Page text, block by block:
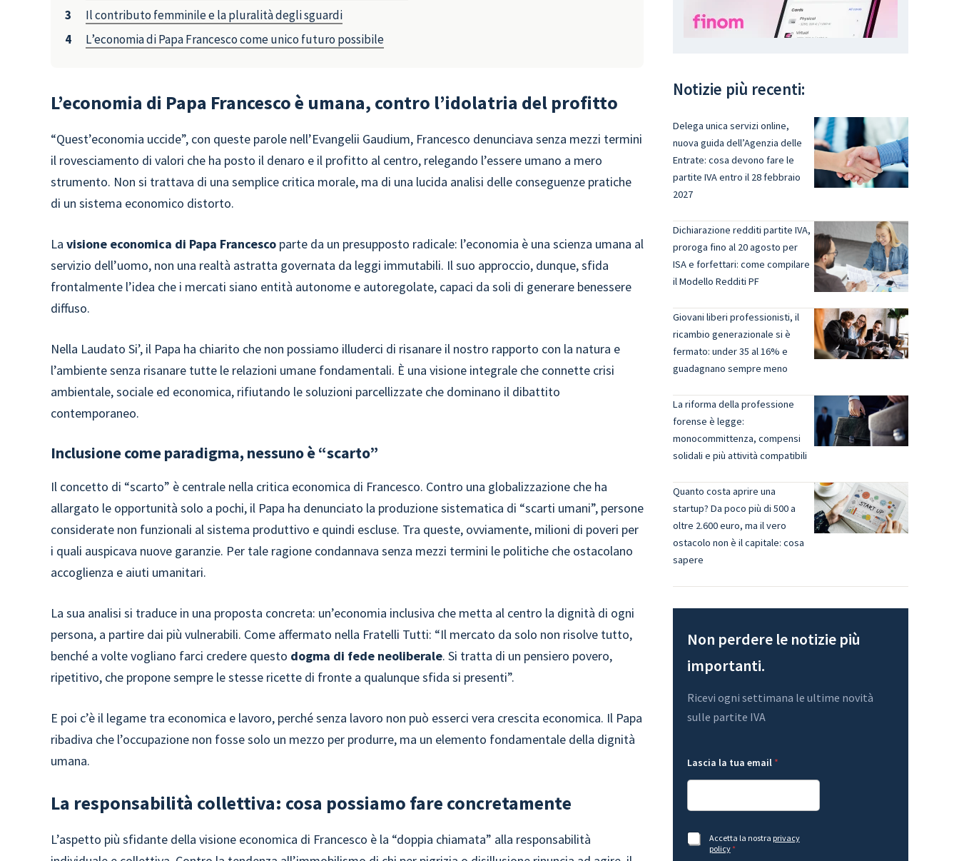
Il contributo femminile e la pluralità degli sguardi
L’economia di Papa Francesco come unico futuro possibile
L’economia di Papa Francesco è umana, contro l’idolatria del profitto
“Quest’economia uccide”, con queste parole nell’Evangelii Gaudium, Francesco denunciava senza mezzi termini
il rovesciamento di valori che ha posto il denaro e il profitto al centro, relegando l’essere umano a mero
strumento. Non si trattava di una semplice critica morale, ma di una lucida analisi delle conseguenze pratiche
di un sistema economico distorto.
Lavisione economica di Papa Francesco parte da un presupposto radicale: l’economia è una scienza umana al
servizio dell’uomo, non una realtà astratta governata da leggi immutabili. Il suo approccio, dunque, sfida
frontalmente l’idea che i mercati siano entità autonome e autoregolate, capaci da soli di generare benessere
diffuso.
Nella Laudato Si’, il Papa ha chiarito che non possiamo illuderci di risanare il nostro rapporto con la natura e
l’ambiente senza risanare tutte le relazioni umane fondamentali. È una visione integrale che connette crisi
ambientale, sociale ed economica, rifiutando le soluzioni parcellizzate che dominano il dibattito
contemporaneo.
Inclusione come paradigma, nessuno è “scarto”
Il concetto di “scarto” è centrale nella critica economica di Francesco. Contro una globalizzazione che ha
allargato le opportunità solo a pochi, il Papa ha denunciato la produzione sistematica di “scarti umani”, persone
considerate non funzionali al sistema produttivo e quindi escluse. Tra queste, ovviamente, milioni di poveri per
i quali auspicava nuove garanzie. Per tale ragione condannava senza mezzi termini le politiche che ostacolano
accoglienza e aiuti umanitari.
La sua analisi si traduce in una proposta concreta: un’economia inclusiva che metta al centro la dignità di ogni
persona, a partire dai più vulnerabili. Come affermato nella Fratelli Tutti: “Il mercato da solo non risolve tutto,
benché a volte vogliano farci credere questo dogma di fede neoliberale. Si tratta di un pensiero povero,
ripetitivo, che propone sempre le stesse ricette di fronte a qualunque sfida si presenti”.
E poi c’è il legame tra economica e lavoro, perché senza lavoro non può esserci vera crescita economica. Il Papa
ribadiva che l’occupazione non fosse solo un mezzo per produrre, ma un elemento fondamentale della dignità
umana.
La responsabilità collettiva: cosa possiamo fare concretamente
L’aspetto più sfidante della visione economica di Francesco è la “doppia chiamata” alla responsabilità
Notizie più recenti:
Delega unica servizi online,
nuova guida dell’Agenzia delle
Entrate: cosa devono fare le
partite IVA entro il 28 febbraio
2027
Dichiarazione redditi partite IVA,
proroga fino al 20 agosto per
ISA e forfettari: come compilare
il Modello Redditi PF
Giovani liberi professionisti, il
ricambio generazionale si è
fermato: under 35 al 16% e
guadagnano sempre meno
La riforma della professione
forense è legge:
monocommittenza, compensi
solidali e più attività compatibili
Quanto costa aprire una
startup? Da poco più di 500 a
oltre 2.600 euro, ma il vero
ostacolo non è il capitale: cosa
sapere
Non perdere le notizie più
importanti.
Ricevi ogni settimana le ultime novità
sulle partite IVA
a
a
c
c
*
Lascia la tua email *
A
c
Accetta la nostra privacy
policy*